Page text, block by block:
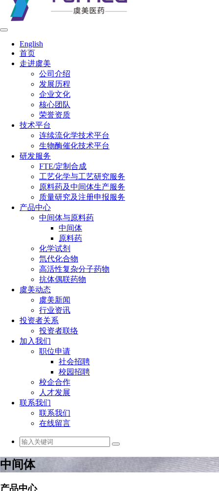
English
首页
走进虞美
公司介绍
发展历程
企业文化
核心团队
荣誉资质
技术平台
连续流化学技术平台
生物酶催化技术平台
研发服务
FTE/定制合成
工艺化学与工艺研究服务
原料药及中间体生产服务
质量研究及注册申报服务
产品中心
中间体与原料药
中间体
原料药
化学试剂
氘代化合物
高活性复杂分子药物
抗体偶联药物
虞美动态
虞美新闻
行业资讯
投资者关系
投资者联络
加入我们
职位申请
社会招聘
校园招聘
校企合作
人才发展
联系我们
联系我们
在线留言
中间体
产品中心